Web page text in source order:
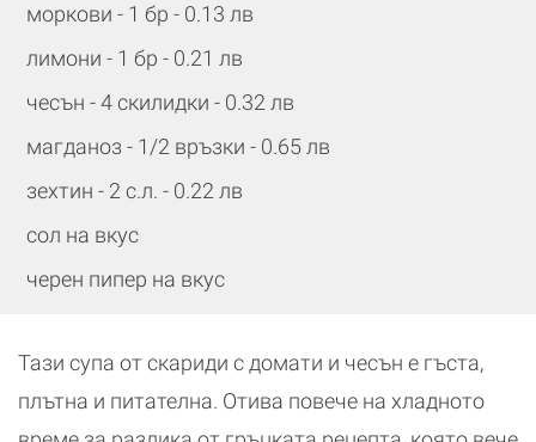
моркови - 1 бр - 0.13 лв
лимони - 1 бр - 0.21 лв
чесън - 4 скилидки - 0.32 лв
магданоз - 1/2 връзки - 0.65 лв
зехтин - 2 с.л. - 0.22 лв
сол на вкус
черен пипер на вкус
Тази супа от скариди с домати и чесън е гъста,
плътна и питателна. Отива повече на хладното